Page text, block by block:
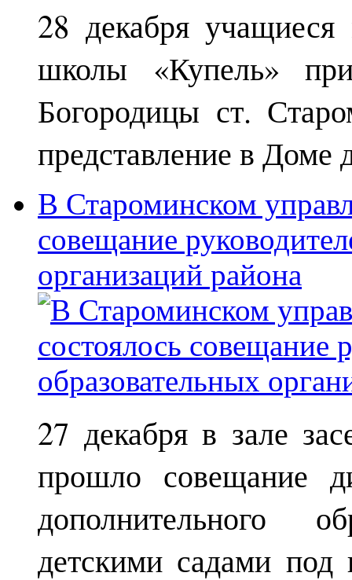
28 декабря
школы «Купель»
Богородицы ст.
представление в Доме
В Староминском
совещание
организаций района
27 декабря в зале
прошло совещание
дополнительного
детскими садами под